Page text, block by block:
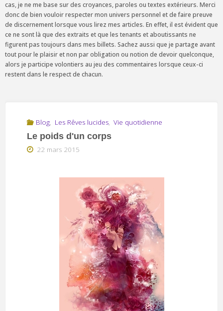
cas, je ne me base sur des croyances, paroles ou textes extérieurs. Merci
donc de bien vouloir respecter mon univers personnel et de faire preuve
de discernement lorsque vous lirez mes articles. En effet, il est évident que
ce ne sont là que des extraits et que les tenants et aboutissants ne
figurent pas toujours dans mes billets. Sachez aussi que je partage avant
tout pour le plaisir et non par obligation ou notion de devoir quelconque,
alors je participe volontiers au jeu des commentaires lorsque ceux-ci
restent dans le respect de chacun.
Blog, Les Rêves lucides, Vie quotidienne
Le poids d'un corps
22 mars 2015